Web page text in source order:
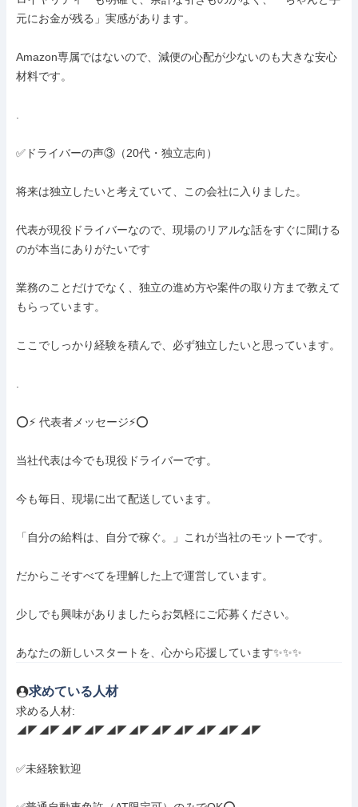
元にお金が残る」実感があります。
Amazon専属ではないので、減便の心配が少ないのも大きな安心
材料です。
✅ドライバーの声③（20代・独立志向）
将来は独立したいと考えていて、この会社に入りました。
代表が現役ドライバーなので、現場のリアルな話をすぐに聞ける
のが本当にありがたいです
業務のことだけでなく、独立の進め方や案件の取り方まで教えて
もらっています。
ここでしっかり経験を積んで、必ず独立したいと思っています。
⭕⚡ 代表者メッセージ⚡⭕
当社代表は今でも現役ドライバーです。
今も毎日、現場に出て配送しています。
「自分の給料は、自分で稼ぐ。」これが当社のモットーです。
だからこそすべてを理解した上で運営しています。
少しでも興味がありましたらお気軽にご応募ください。
あなたの新しいスタートを、心から応援しています✨✨✨
求めている人材
求める人材:
◢◤◢◤◢◤◢◤◢◤◢◤◢◤◢◤◢◤◢◤◢◤
✅未経験歓迎